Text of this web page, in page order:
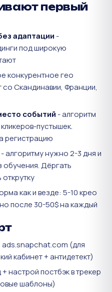
первый
адаптации -
под широкую
конкурентное гео
со Скандинавии, Франции,
событий - алгоритм
пустышек.
регистрацию
- алгоритму нужно 2-3 дня и
обучения. Дёргать
как и везде: 5-10 крео
после 30-50$ на каждый
ads.snapchat.com (для
кабинет + антидетект)
настрой постбэк в трекер
шаблоны)